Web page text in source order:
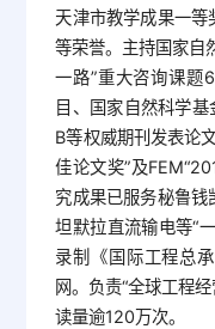
天津市教学成果一
等荣誉。主持国家自
一路”重大咨询课题
目、国家自然科学
B等权威期刊发表论
佳论文奖”及
究成果已服务秘鲁
坦默拉直流输电等“
录制《国际工程总
网。负责“全球工程
读量逾120万次。